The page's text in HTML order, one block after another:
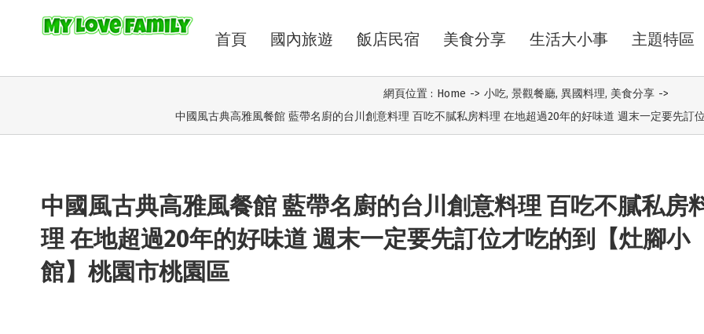
首頁 國內旅遊 飯店民宿 美食分享 生活大小事 主題特區
網頁位置 : Home -> 小吃, 景觀餐廳, 異國料理, 美食分享 ->
中國風古典高雅風餐館 藍帶名廚的台川創意料理 百吃不膩私房料理 在地超過20年的好味道 週末一定要先訂
中國風古典高雅風餐館 藍帶名廚的台川創意料理 百吃不膩私房
理 在地超過20年的好味道 週末一定要先訂位才吃的到【灶腳小
館】桃園市桃園區